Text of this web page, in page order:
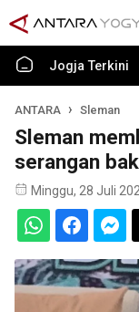
Jogja Terkini
ANTARA Sleman
Sleman
serangan
Minggu, 28 Juli